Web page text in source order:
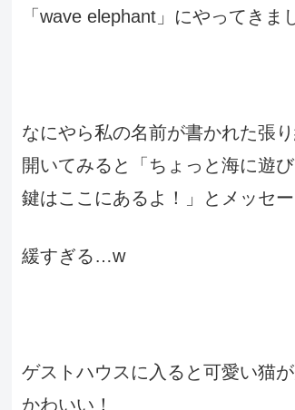
「wave elephant」にやってきま
なにやら私の名前が書かれた張り
開いてみると「ちょっと海に遊
鍵はここにあるよ！」とメッセ
緩すぎる…w
ゲストハウスに入ると可愛い猫
かわいい！